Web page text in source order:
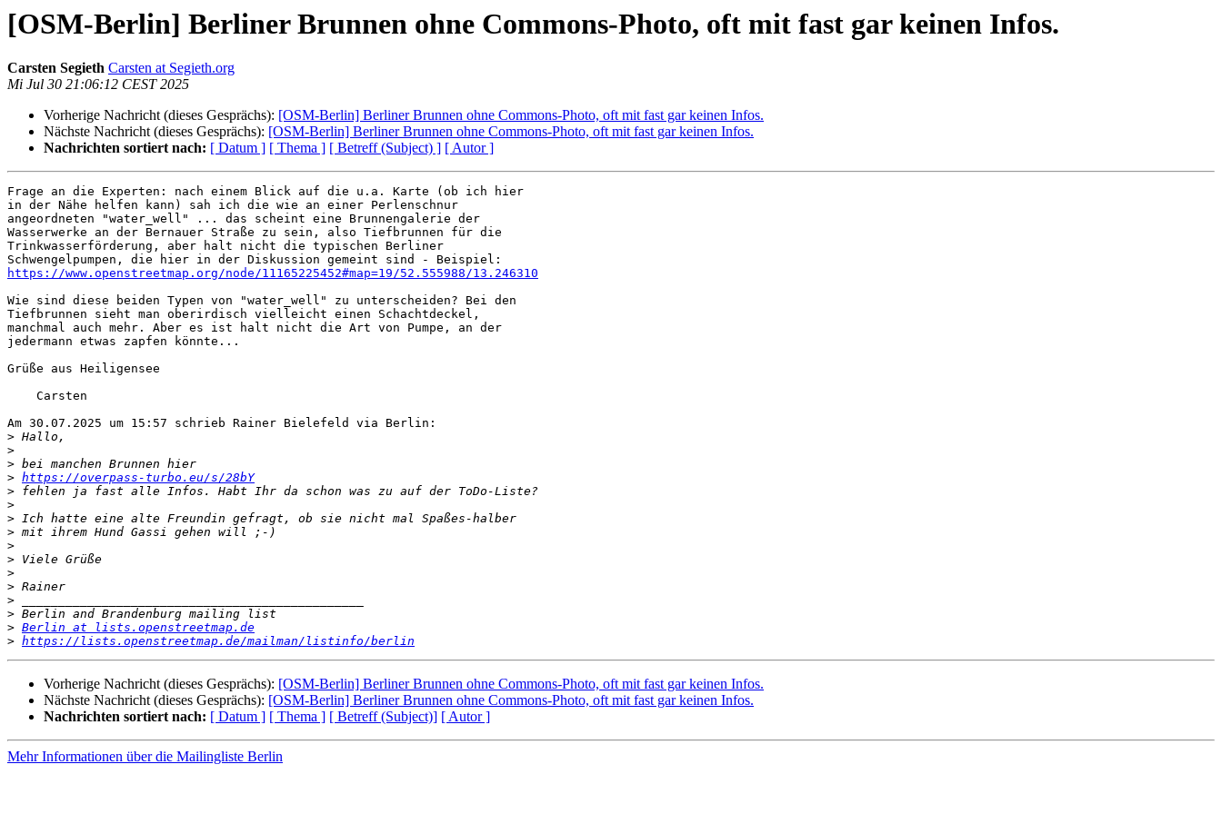
[OSM-Berlin] Berliner Brunnen ohne Commons-Photo, oft mit fast gar keinen Infos.
Carsten Segieth Carsten at Segieth.org
Mi Jul 30 21:06:12 CEST 2025
Vorherige Nachricht (dieses Gesprächs): [OSM-Berlin] Berliner Brunnen ohne Commons-Photo, oft mit fast gar keinen Infos.
Nächste Nachricht (dieses Gesprächs): [OSM-Berlin] Berliner Brunnen ohne Commons-Photo, oft mit fast gar keinen Infos.
Nachrichten sortiert nach: [ Datum ] [ Thema ] [ Betreff (Subject) ] [ Autor ]
Frage an die Experten: nach einem Blick auf die u.a. Karte (ob ich hier
in der Nähe helfen kann) sah ich die wie an einer Perlenschnur
angeordneten "water_well" ... das scheint eine Brunnengalerie der
Wasserwerke an der Bernauer Straße zu sein, also Tiefbrunnen für die
Trinkwasserförderung, aber halt nicht die typischen Berliner
https://www.openstreetmap.org/node/11165225452#map=19/52.555988/13.246310
Wie sind diese beiden Typen von "water_well" zu unterscheiden? Bei den
Tiefbrunnen sieht man oberirdisch vielleicht einen Schachtdeckel,
manchmal auch mehr. Aber es ist halt nicht die Art von Pumpe, an der
jedermann etwas zapfen könnte...
Grüße aus Heiligensee
Am 30.07.2025 um 15:57 schrieb Rainer Bielefeld via Berlin:
>
>
>
> https://overpass-turbo.eu/s/28bY
>
>
>
>
>
>
>
>
>
>
> Berlin at lists.openstreetmap.de
> https://lists.openstreetmap.de/mailman/listinfo/berlin
Vorherige Nachricht (dieses Gesprächs): [OSM-Berlin] Berliner Brunnen ohne Commons-Photo, oft mit fast gar keinen Infos.
Nächste Nachricht (dieses Gesprächs): [OSM-Berlin] Berliner Brunnen ohne Commons-Photo, oft mit fast gar keinen Infos.
Nachrichten sortiert nach: [ Datum ] [ Thema ] [ Betreff (Subject)] [ Autor ]
Mehr Informationen über die Mailingliste Berlin